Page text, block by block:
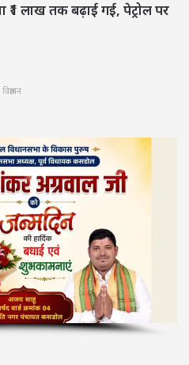
लाख तक बढ़ाई गई, पेट्रोल पर
विज्ञापन